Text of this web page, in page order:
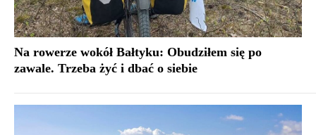
Na rowerze wokół Bałtyku: Obudziłem się po
zawale. Trzeba żyć i dbać o siebie